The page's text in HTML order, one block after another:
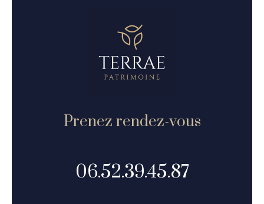
Prenez rendez-vous
06.52.39.45.87